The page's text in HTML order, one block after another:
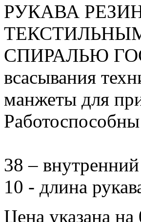
РУКАВА
СПИРАЛЬЮ
всасывания
манжеты для
38 –
10 - длина
Цена указана